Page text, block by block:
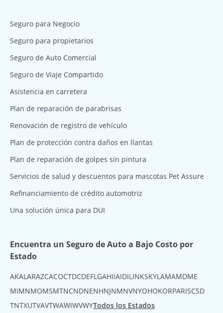
Seguro para Negocio
Seguro para propietarios
Seguro de Auto Comercial
Seguro de Viaje Compartido
Asistencia en carretera
Plan de reparación de parabrisas
Renovación de registro de vehículo
Plan de protección contra daños en llantas
Plan de reparación de golpes sin pintura
Servicios de salud y descuentos para mascotas Pet Assure
Refinanciamiento de crédito automotriz
Una solución única para DUI
Encuentra un Seguro de Auto a Bajo Costo por
Estado
AKALARAZCACOCTDCDEFLGAHIIAIDILINKSKYLAMAMDME
MIMNMOMSMTNCNDNENHNJNMNVNYOHOKORPARISCSD
TNTXUTVAVTWAWIWVWYTodos los Estados